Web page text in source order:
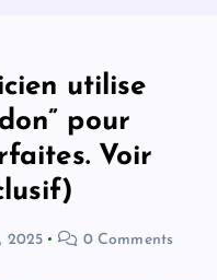
utilise
pour
Voir
2025 0 Comments